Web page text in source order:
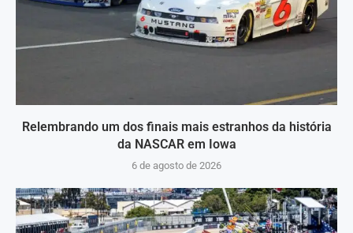
Relembrando um dos finais mais estranhos da história
da NASCAR em Iowa
6 de agosto de 2026